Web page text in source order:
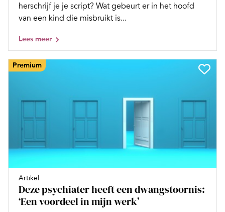
herschrijf je je script? Wat gebeurt er in het hoofd
van een kind die misbruikt is...
Lees meer
Premium
Artikel
Deze psychiater heeft een dwangstoornis:
‘Een voordeel in mijn werk’